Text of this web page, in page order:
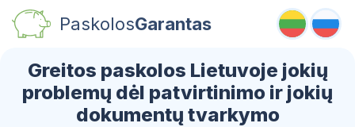
PaskolosGarantas
Greitos paskolos Lietuvoje jokių
problemų dėl patvirtinimo ir jokių
dokumentų tvarkymo